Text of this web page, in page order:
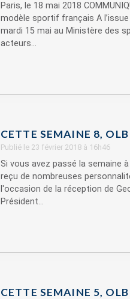
Paris, le 18 mai 2018
modèle sportif français A
mardi 15 mai au Ministère des
acteurs...
CETTE SEMAINE 8,
Publié le 23 février 2018 à 16h46
Si vous avez passé la semaine
reçu de nombreuses
l'occasion de la réception de
Président...
CETTE SEMAINE 5,